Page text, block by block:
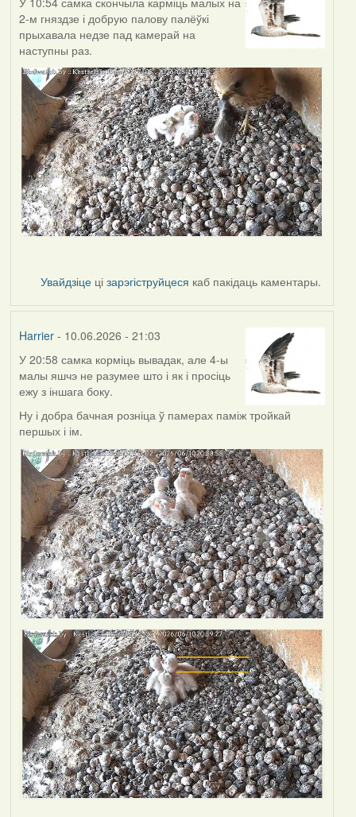
2-м гняздзе і добрую палову палёўкі
прыхавала недзе пад камерай на
наступны раз.
Увайдзіце цізарэгіструйцеся каб пакідаць каментары.
Harrier- 10.06.2026 - 21:03
У 20:58 самка корміць вывадак, але 4-ы
малы яшчэ не разумее што і як і просіць
ежу з іншага боку.
Ну і добра бачная розніца ў памерах паміж тройкай
першых і ім.